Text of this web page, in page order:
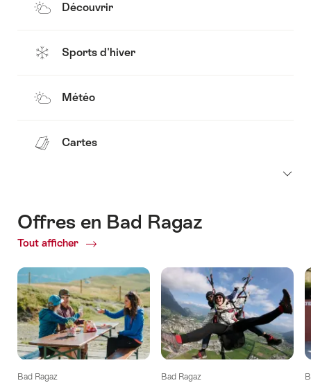
Découvrir
Sports d'hiver
Météo
Cartes
Offres en Bad Ragaz
Tout afficher
Offres
Bad Ragaz Bad Ragaz